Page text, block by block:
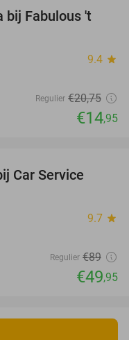
28%
bij Fabulous 't
9.4 star
Regulier €20,75
€14,95
Car Service
9.7 star
Regulier €89
€49,95